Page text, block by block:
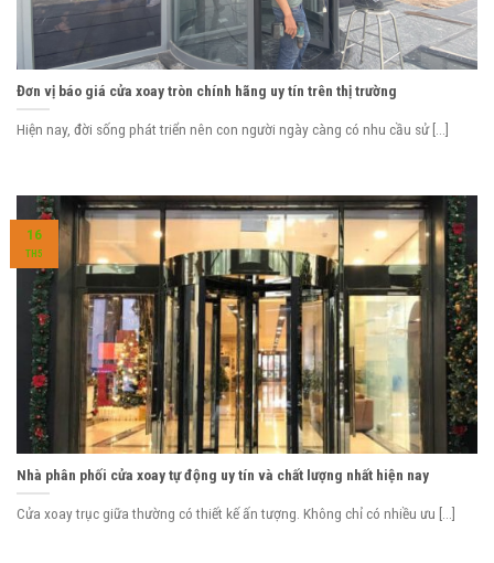
Đơn vị báo giá cửa xoay tròn chính hãng uy tín trên thị trường
Hiện nay, đời sống phát triển nên con người ngày càng có nhu cầu sử [...]
Nhà phân phối cửa xoay tự động uy tín và chất lượng nhất hiện nay
Cửa xoay trục giữa thường có thiết kế ấn tượng. Không chỉ có nhiều ưu [...]
16
TH5